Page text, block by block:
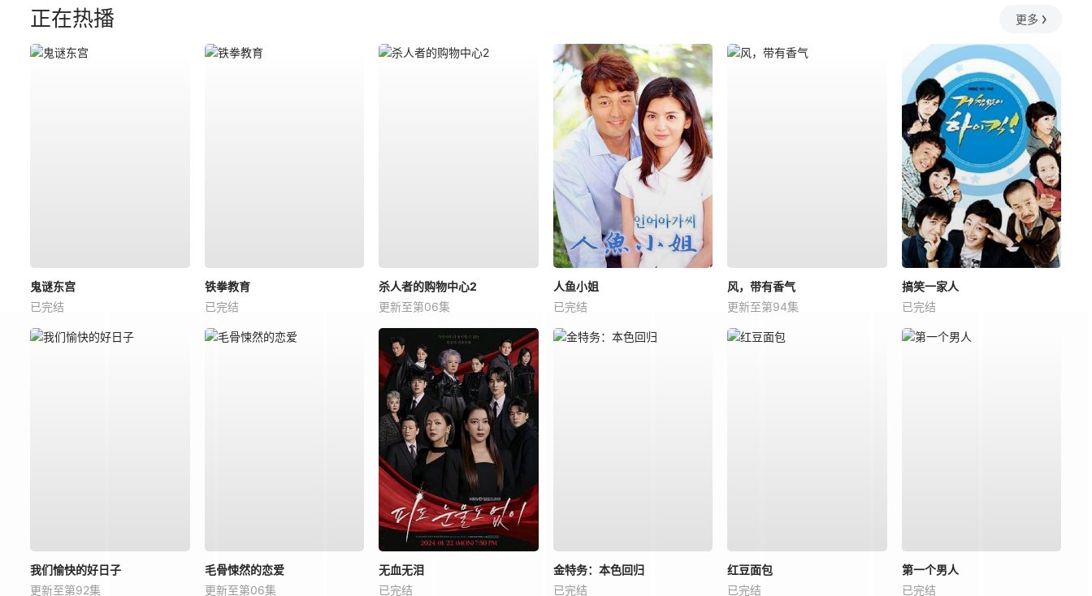
正在热播 更多
鬼谜东宫
已完结
铁拳教育
已完结
杀人者的购物中心2
更新至第06集
人鱼小姐
已完结
风，带有香气
更新至第94集
搞笑一家人
已完结
我们愉快的好日子
更新至第92集
毛骨悚然的恋爱
更新至第06集
无血无泪
已完结
金特务：本色回归
已完结
红豆面包
已完结
第一个男人
已完结